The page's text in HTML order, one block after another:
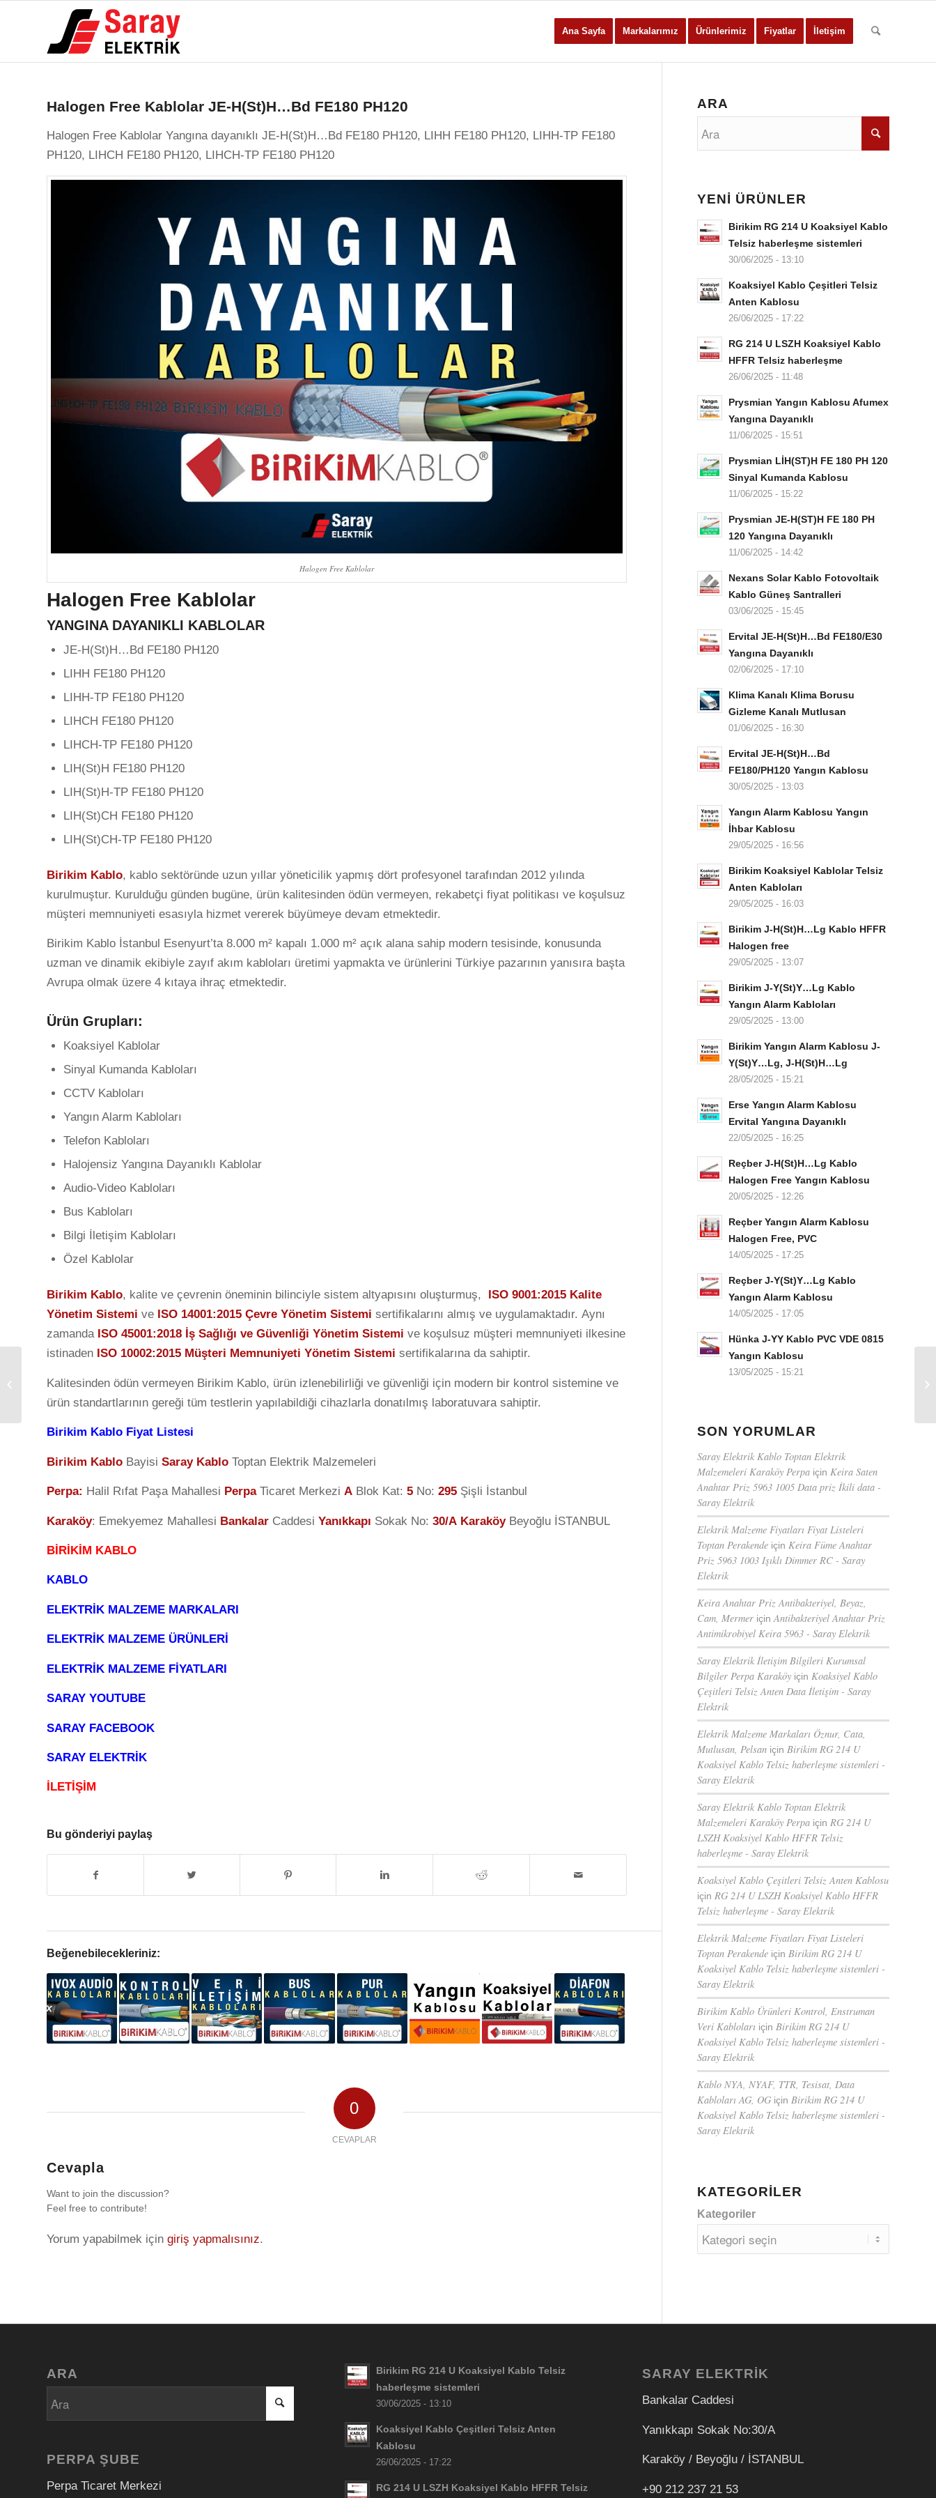
Ana Sayfa Markalarımız Ürünlerimiz Fiyatlar İletişim
Halogen Free Kablolar JE-H(St)H…Bd FE180 PH120
Halogen Free Kablolar Yangına dayanıklı JE-H(St)H…Bd FE180 PH120, LIHH FE180 PH120, LIHH-TP FE180
PH120, LIHCH FE180 PH120, LIHCH-TP FE180 PH120
Halogen Free Kablolar
Halogen Free Kablolar
YANGINA DAYANIKLI KABLOLAR
JE-H(St)H…Bd FE180 PH120
LIHH FE180 PH120
LIHH-TP FE180 PH120
LIHCH FE180 PH120
LIHCH-TP FE180 PH120
LIH(St)H FE180 PH120
LIH(St)H-TP FE180 PH120
LIH(St)CH FE180 PH120
LIH(St)CH-TP FE180 PH120
Birikim Kablo, kablo sektöründe uzun yıllar yöneticilik yapmış dört profesyonel tarafından 2012 yılında
kurulmuştur. Kurulduğu günden bugüne, ürün kalitesinden ödün vermeyen, rekabetçi fiyat politikası ve koşulsuz
müşteri memnuniyeti esasıyla hizmet vererek büyümeye devam etmektedir.
Birikim Kablo İstanbul Esenyurt’ta 8.000 m² kapalı 1.000 m² açık alana sahip modern tesisinde, konusunda
uzman ve dinamik ekibiyle zayıf akım kabloları üretimi yapmakta ve ürünlerini Türkiye pazarının yanısıra başta
Avrupa olmak üzere 4 kıtaya ihraç etmektedir.
Ürün Grupları:
Koaksiyel Kablolar
Sinyal Kumanda Kabloları
CCTV Kabloları
Yangın Alarm Kabloları
Telefon Kabloları
Halojensiz Yangına Dayanıklı Kablolar
Audio-Video Kabloları
Bus Kabloları
Bilgi İletişim Kabloları
Özel Kablolar
Birikim Kablo, kalite ve çevrenin öneminin bilinciyle sistem altyapısını oluşturmuş,
ISO 9001:2015 Kalite
Yönetim Sistemi ve ISO 14001:2015 Çevre Yönetim Sistemi sertifikalarını almış ve uygulamaktadır. Aynı
zamanda ISO 45001:2018 İş Sağlığı ve Güvenliği Yönetim Sistemi ve koşulsuz müşteri memnuniyeti ilkesine
istinaden ISO 10002:2015 Müşteri Memnuniyeti Yönetim Sistemi sertifikalarına da sahiptir.
Kalitesinden ödün vermeyen Birikim Kablo, ürün izlenebilirliği ve güvenliği için modern bir kontrol sistemine ve
ürün standartlarının gereği tüm testlerin yapılabildiği cihazlarla donatılmış laboratuvara sahiptir.
Birikim Kablo Fiyat Listesi
Birikim Kablo Bayisi Saray Kablo Toptan Elektrik Malzemeleri
Perpa: Halil Rıfat Paşa Mahallesi Perpa Ticaret Merkezi A Blok Kat: 5 No: 295 Şişli İstanbul
Karaköy: Emekyemez Mahallesi Bankalar Caddesi Yanıkkapı Sokak No: 30/A KaraköyBeyoğlu İSTANBUL
BİRİKİM KABLO
KABLO
ELEKTRİK MALZEME MARKALARI
ELEKTRİK MALZEME ÜRÜNLERİ
ELEKTRİK MALZEME FİYATLARI
SARAY YOUTUBE
SARAY FACEBOOK
SARAY ELEKTRİK
İLETİŞİM
Bu gönderiyi paylaş
Beğenebilecekleriniz:
0
CEVAPLAR
Cevapla
Want to join the discussion?
Feel free to contribute!
Yorum yapabilmek için giriş yapmalısınız.
ARA
YENİ ÜRÜNLER
Birikim RG 214 U Koaksiyel Kablo
Telsiz haberleşme sistemleri
30/06/2025 - 13:10
Koaksiyel Kablo Çeşitleri Telsiz
Anten Kablosu
26/06/2025 - 17:22
RG 214 U LSZH Koaksiyel Kablo
HFFR Telsiz haberleşme
26/06/2025 - 11:48
Prysmian Yangın Kablosu Afumex
Yangına Dayanıklı
11/06/2025 - 15:51
Prysmian LİH(ST)H FE 180 PH 120
Sinyal Kumanda Kablosu
11/06/2025 - 15:22
Prysmian JE-H(ST)H FE 180 PH
120 Yangına Dayanıklı
11/06/2025 - 14:42
Nexans Solar Kablo Fotovoltaik
Kablo Güneş Santralleri
03/06/2025 - 15:45
Ervital JE-H(St)H…Bd FE180/E30
Yangına Dayanıklı
02/06/2025 - 17:10
Klima Kanalı Klima Borusu
Gizleme Kanalı Mutlusan
01/06/2025 - 16:30
Ervital JE-H(St)H…Bd
FE180/PH120 Yangın Kablosu
30/05/2025 - 13:03
Yangın Alarm Kablosu Yangın
İhbar Kablosu
29/05/2025 - 16:56
Birikim Koaksiyel Kablolar Telsiz
Anten Kabloları
29/05/2025 - 16:03
Birikim J-H(St)H…Lg Kablo HFFR
Halogen free
29/05/2025 - 13:07
Birikim J-Y(St)Y…Lg Kablo
Yangın Alarm Kabloları
29/05/2025 - 13:00
Birikim Yangın Alarm Kablosu J-
Y(St)Y…Lg, J-H(St)H…Lg
28/05/2025 - 15:21
Erse Yangın Alarm Kablosu
Ervital Yangına Dayanıklı
22/05/2025 - 16:25
Reçber J-H(St)H…Lg Kablo
Halogen Free Yangın Kablosu
20/05/2025 - 12:26
Reçber Yangın Alarm Kablosu
Halogen Free, PVC
14/05/2025 - 17:25
Reçber J-Y(St)Y…Lg Kablo
Yangın Alarm Kablosu
14/05/2025 - 17:05
Hünka J-YY Kablo PVC VDE 0815
Yangın Kablosu
13/05/2025 - 15:21
SON YORUMLAR
Saray Elektrik Kablo Toptan Elektrik
Malzemeleri Karaköy Perpa için Keira Saten
Anahtar Priz 5963 1005 Data priz İkili data -
Saray Elektrik
Elektrik Malzeme Fiyatları Fiyat Listeleri
Toptan Perakende için Keira Füme Anahtar
Priz 5963 1003 Işıklı Dimmer RC - Saray
Elektrik
Keira Anahtar Priz Antibakteriyel, Beyaz,
Cam, Mermer içinAntibakteriyel Anahtar Priz
Antimikrobiyel Keira 5963 - Saray Elektrik
Saray Elektrik İletişim Bilgileri Kurumsal
Bilgiler Perpa Karaköy için Koaksiyel Kablo
Çeşitleri Telsiz Anten Data İletişim - Saray
Elektrik
Elektrik Malzeme Markaları Öznur, Cata,
Mutlusan, Pelsan için Birikim RG 214 U
Koaksiyel Kablo Telsiz haberleşme sistemleri -
Saray Elektrik
Saray Elektrik Kablo Toptan Elektrik
Malzemeleri Karaköy Perpa için RG 214 U
LSZH Koaksiyel Kablo HFFR Telsiz
haberleşme - Saray Elektrik
Koaksiyel Kablo Çeşitleri Telsiz Anten Kablosu
için RG 214 U LSZH Koaksiyel Kablo HFFR
Telsiz haberleşme - Saray Elektrik
Elektrik Malzeme Fiyatları Fiyat Listeleri
Toptan Perakende için Birikim RG 214 U
Koaksiyel Kablo Telsiz haberleşme sistemleri -
Saray Elektrik
Birikim Kablo Ürünleri Kontrol, Enstruman
Veri Kabloları için Birikim RG 214 U
Koaksiyel Kablo Telsiz haberleşme sistemleri -
Saray Elektrik
Kablo NYA, NYAF, TTR, Tesisat, Data
Kabloları AG, OG için Birikim RG 214 U
Koaksiyel Kablo Telsiz haberleşme sistemleri -
Saray Elektrik
KATEGORILER
Kategoriler
ARA
PERPA ŞUBE
Perpa Ticaret Merkezi
Birikim RG 214 U Koaksiyel Kablo Telsiz
haberleşme sistemleri
30/06/2025 - 13:10
Koaksiyel Kablo Çeşitleri Telsiz Anten
Kablosu
26/06/2025 - 17:22
RG 214 U LSZH Koaksiyel Kablo HFFR Telsiz
SARAY ELEKTRİK
Bankalar Caddesi
Yanıkkapı Sokak No:30/A
Karaköy / Beyoğlu / İSTANBUL
+90 212 237 21 53
RE-2Y(St)Y-fl, RE-
2X(St)Y-fl